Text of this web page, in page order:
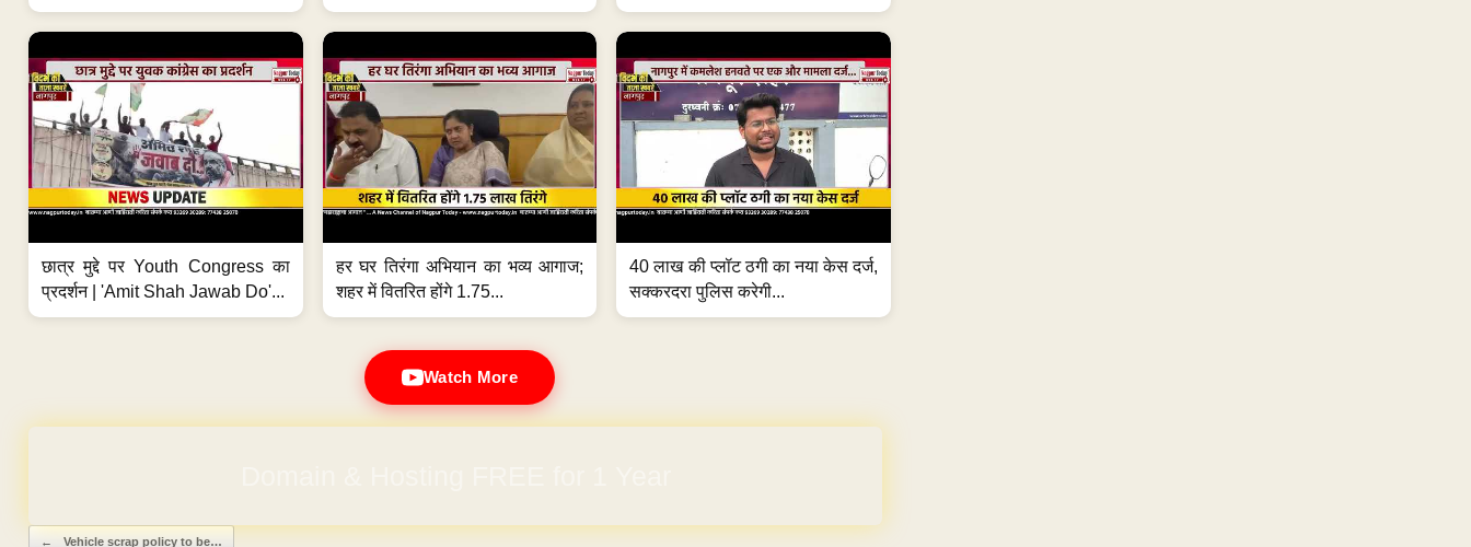
छात्र मुद्दे पर Youth Congress का
प्रदर्शन | 'Amit Shah Jawab Do'...
हर घर तिरंगा अभियान का भव्य आगाज;
शहर में वितरित होंगे 1.75...
40 लाख की प्लॉट ठगी का नया केस दर्ज,
सक्करदरा पुलिस करेगी...
Watch More
Post navigation
← Vehicle scrap policy to be…